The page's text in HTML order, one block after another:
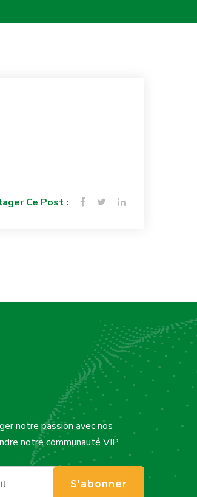
Ce Post :
notre passion avec nos
notre communauté VIP.
S'abonner